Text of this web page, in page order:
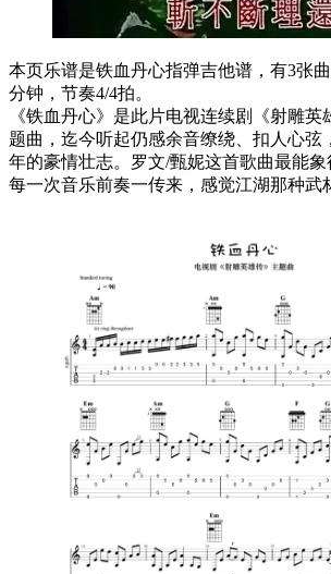
本页乐谱是铁血丹心指弹吉他谱，有3张
分钟，节奏4/4拍。
《铁血丹心》是此片电视连续剧《射雕
题曲，迄今听起仍感余音缭绕、扣人心弦
年的豪情壮志。罗文/甄妮这首歌曲最能象
每一次音乐前奏一传来，感觉江湖那种武